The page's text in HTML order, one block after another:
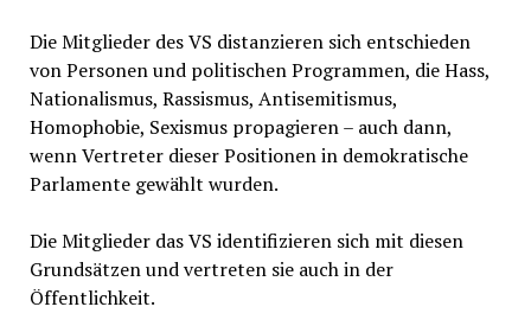
Die Mitglieder des VS distanzieren sich entschieden
von Personen und politischen Programmen, die Hass,
Nationalismus, Rassismus, Antisemitismus,
Homophobie, Sexismus propagieren – auch dann,
wenn Vertreter dieser Positionen in demokratische
Parlamente gewählt wurden.
Die Mitglieder das VS identifizieren sich mit diesen
Grundsätzen und vertreten sie auch in der
Öffentlichkeit.